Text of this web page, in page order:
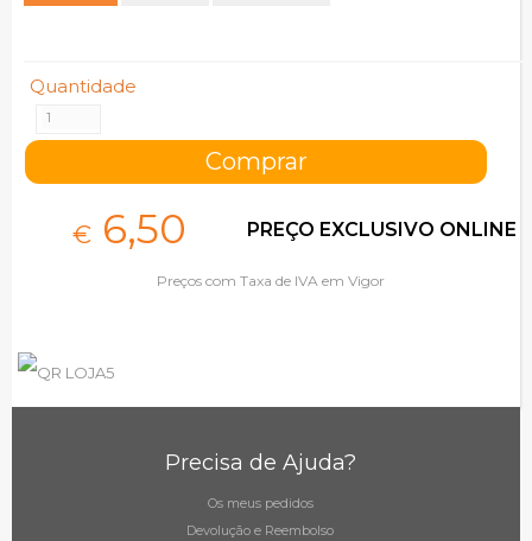
Quantidade
€ 6,50 PREÇO EXCLUSIVO ONLINE
Preços com Taxa de IVA em Vigor
Precisa de Ajuda?
Os meus pedidos
Devolução e Reembolso